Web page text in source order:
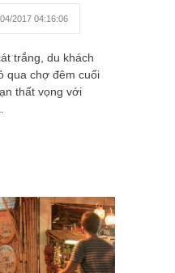
2017 04:16:06
trắng, du khách
qua chợ đêm cuối
thất vọng với